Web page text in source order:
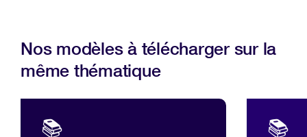
Nos modèles à télécharger sur la
même thématique
📚 📚